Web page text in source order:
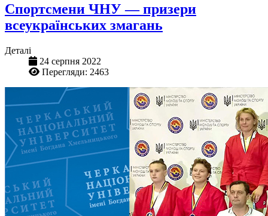
Спортсмени ЧНУ — призери
всеукраїнських змагань
Деталі
24 серпня 2022
Перегляди: 2463